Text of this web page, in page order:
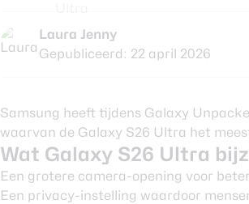
Laura Jenny
Gepubliceerd: 22 april 2026
Samsung heeft tijdens Galaxy
waarvan de Galaxy S26 Ultra het
Wat Galaxy S26 Ultra
Een grotere camera-opening voor
Een privacy-instelling waardoor